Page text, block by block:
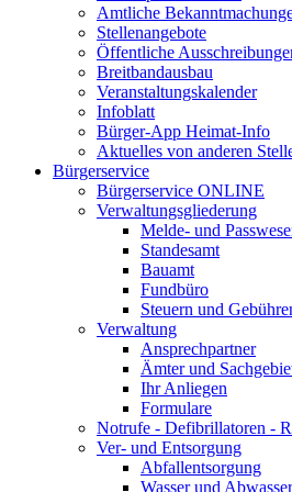
Amtliche
Stellenangebote
Öffentliche
Breitbandausbau
Veranstaltungskalender
Infoblatt
Bürger-App Heimat-Info
Aktuelles von anderen
Bürgerservice
Bürgerservice ONLINE
Verwaltungsgliederung
Melde- und
Standesamt
Bauamt
Fundbüro
Steuern und
Verwaltung
Ansprechpartner
Ämter und
Ihr Anliegen
Formulare
Notrufe - Defibrillatoren -
Ver- und Entsorgung
Abfallentsorgung
Wasser und Abwasser